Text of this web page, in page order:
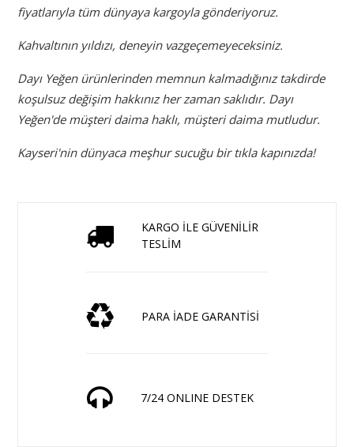
fiyatlarıyla tüm dünyaya kargoyla gönderiyoruz.
Kahvaltının yıldızı, deneyin vazgeçemeyeceksiniz.
Dayı Yeğen ürünlerinden memnun kalmadığınız takdirde
koşulsuz değişim hakkınız her zaman saklıdır. Dayı
Yeğen'de müşteri daima haklı, müşteri daima mutludur.
Kayseri'nin dünyaca meşhur sucuğu bir tıkla kapınızda!
KARGO İLE GÜVENİLİR
TESLİM
PARA İADE GARANTİSİ
7/24 ONLINE DESTEK